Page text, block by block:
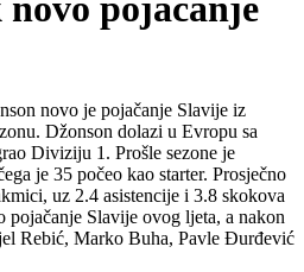
novo je pojačanje Slavije iz
Džonson dolazi u Evropu sa
Diviziju 1. Prošle sezone je
je 35 počeo kao starter. Prosječno
uz 2.4 asistencije i 3.8 skokova
pojačanje Slavije ovog ljeta, a nakon
Rebić, Marko Buha, Pavle Đurđević